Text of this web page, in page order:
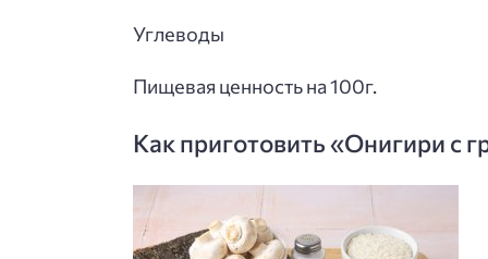
Углеводы
Пищевая ценность на 100г.
Как приготовить «Онигири с